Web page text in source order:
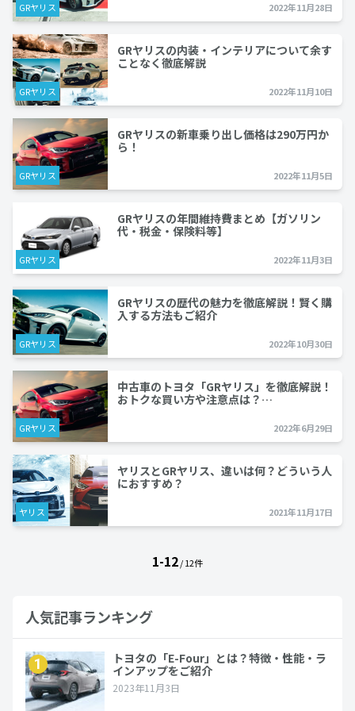
GRヤリス 2022年11月28日
GRヤリス
GRヤリスの内装・インテリアについて余す
ことなく徹底解説
2022年11月10日
GRヤリス
GRヤリスの新車乗り出し価格は290万円か
ら！
2022年11月5日
GRヤリス
GRヤリスの年間維持費まとめ【ガソリン
代・税金・保険料等】
2022年11月3日
GRヤリス
GRヤリスの歴代の魅力を徹底解説！賢く購
入する方法もご紹介
2022年10月30日
GRヤリス
中古車のトヨタ「GRヤリス」を徹底解説！
おトクな買い方や注意点は？…
2022年6月29日
ヤリス
ヤリスとGRヤリス、違いは何？どういう人
におすすめ？
2021年11月17日
1-12/ 12件
人気記事ランキング